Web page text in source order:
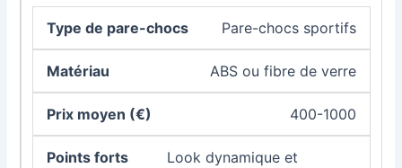
Pare-chocs sportifs
ABS ou fibre de verre
400-1000
Look dynamique et